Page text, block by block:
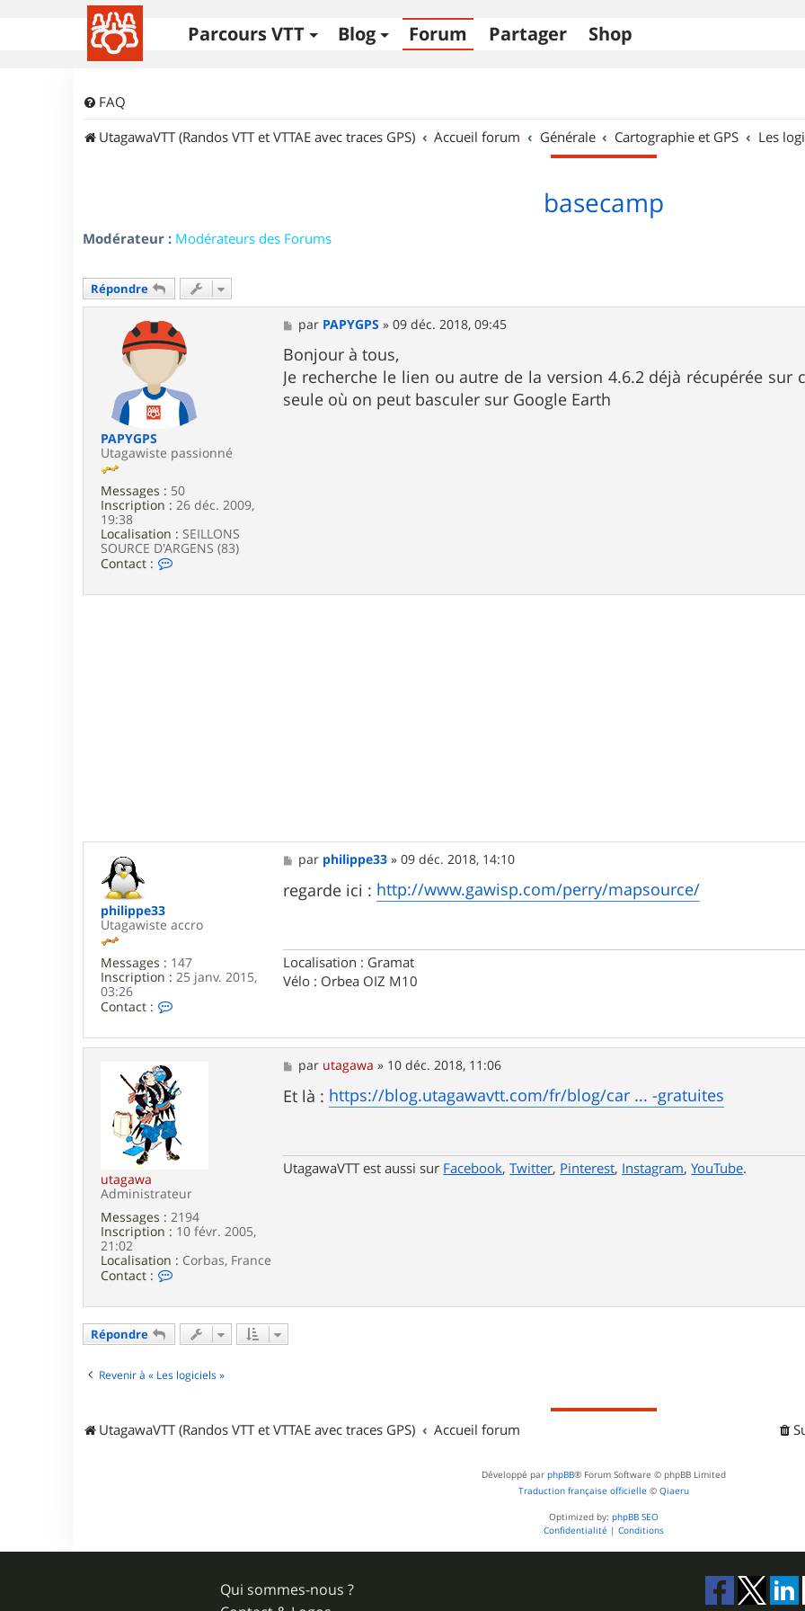
Parcours VTT Blog Forum Partager Shop
FAQ
UtagawaVTT (Randos VTT et VTTAE avec traces GPS)
Accueil forum Générale Cartographie et GPS Les
basecamp
Modérateur : Modérateurs des Forums
Répondre
PAPYGPS
Utagawiste passionné
Messages : 50
Inscription : 26 déc. 2009,
19:38
Localisation : SEILLONS
SOURCE D'ARGENS (83)
Contact :
M
e
s
s
a
g
e
par PAPYGPS »09 déc. 2018, 09:45
Bonjour à tous,
Je recherche le lien ou autre de la version 4.6.2 déjà récupérée sur
seule où on peut basculer sur Google Earth
philippe33
Utagawiste accro
Messages : 147
Inscription : 25 janv. 2015,
03:26
Contact :
n
t
c
t
e
r
p
h
i
i
p
e
3
M
e
s
s
par philippe33 »09 déc. 2018, 14:10
regarde ici : http://www.gawisp.com/perry/mapsource/
Localisation : Gramat
Vélo : Orbea OIZ M10
utagawa
Administrateur
Messages : 2194
Inscription : 10 févr. 2005,
21:02
Localisation : Corbas, France
Contact :
c
e
a
M
e
s
s
par utagawa » 10 déc. 2018, 11:06
Et là : https://blog.utagawavtt.com/fr/blog/car ... -gratuites
UtagawaVTT est aussi sur Facebook,Twitter, Pinterest, Instagram,YouTube.
Répondre
Revenir à « Les logiciels »
UtagawaVTT (Randos VTT et VTTAE avec traces GPS) Accueil forum
Développé par phpBB® Forum Software © phpBB Limited
Traduction française officielle © Qiaeru
Optimized by: phpBB SEO
Confidentialité | Conditions
Qui sommes-nous ?